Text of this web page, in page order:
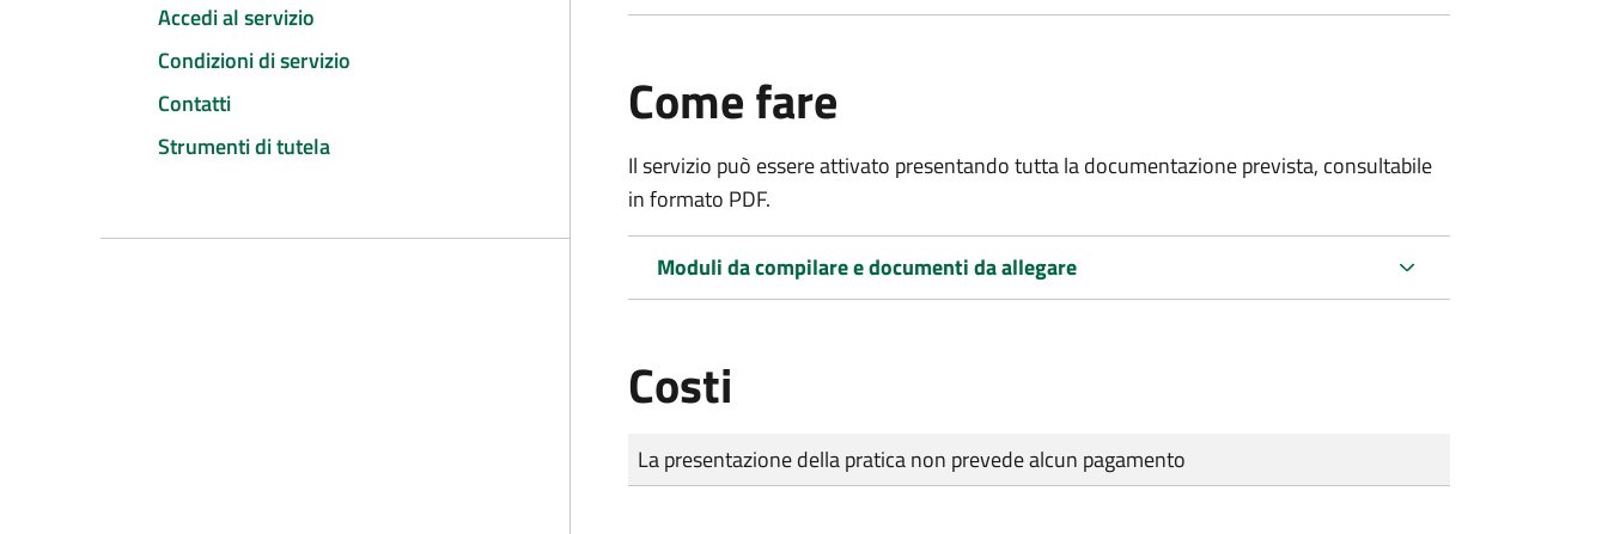
Accedi al servizio
Condizioni di servizio
Contatti
Strumenti di tutela
Come fare
Il servizio può essere attivato presentando tutta la documentazione prevista, consultabile
in formato PDF.
Moduli da compilare e documenti da allegare
Costi
Tipo di pagamento
Importo
La presentazione della pratica non prevede alcun pagamento